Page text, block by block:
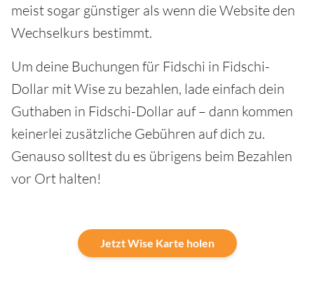
meist sogar günstiger als wenn die Website den
Wechselkurs bestimmt.
Um deine Buchungen für Fidschi in Fidschi-
Dollar mit Wise zu bezahlen, lade einfach dein
Guthaben in Fidschi-Dollar auf – dann kommen
keinerlei zusätzliche Gebühren auf dich zu.
Genauso solltest du es übrigens beim Bezahlen
vor Ort halten!
Jetzt Wise Karte holen